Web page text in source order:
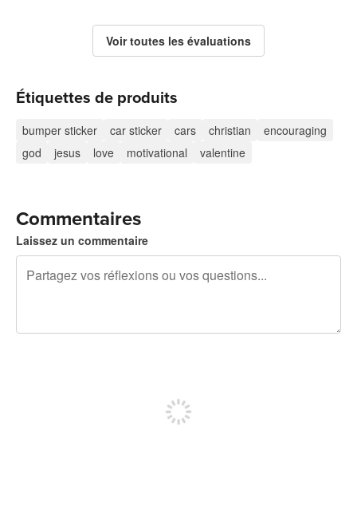
Voir toutes les évaluations
Étiquettes de produits
bumper sticker car sticker cars christian
encouraging
god
jesus love motivational valentine
Commentaires
Laissez un commentaire